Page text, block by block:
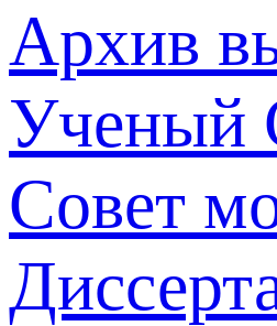
Архив
Ученый
Совет